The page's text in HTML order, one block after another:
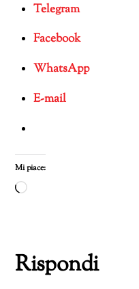
Telegram
Facebook
WhatsApp
E-mail
Mi piace:
Caricamento
Rispondi